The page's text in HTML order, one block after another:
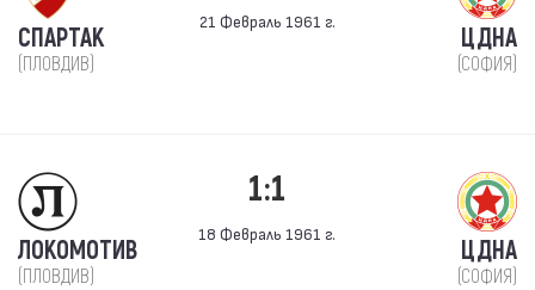
СПАРТАК
(ПЛОВДИВ)
21 Февраль 1961 г.
ЦДНА
(СОФИЯ)
ЛОКОМОТИВ
(ПЛОВДИВ)
1:1
18 Февраль 1961 г.
ЦДНА
(СОФИЯ)